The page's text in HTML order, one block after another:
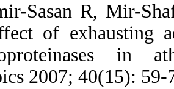
35. Amir-
The effect
Olympics